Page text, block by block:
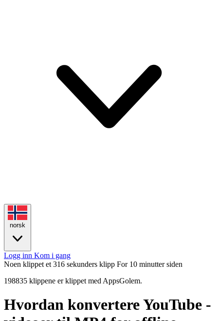
norsk
Logg inn Kom i gang
Noen klippet et 316 sekunders klipp For 10 minutter siden
198835 klippene er klippet med AppsGolem.
Hvordan konvertere YouTube -